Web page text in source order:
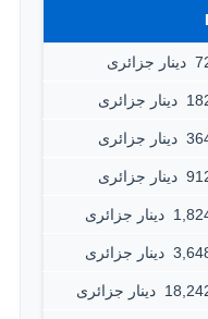
جزائرى
جزائرى
جزائرى
جزائرى
جزائرى
دينار جزائرى